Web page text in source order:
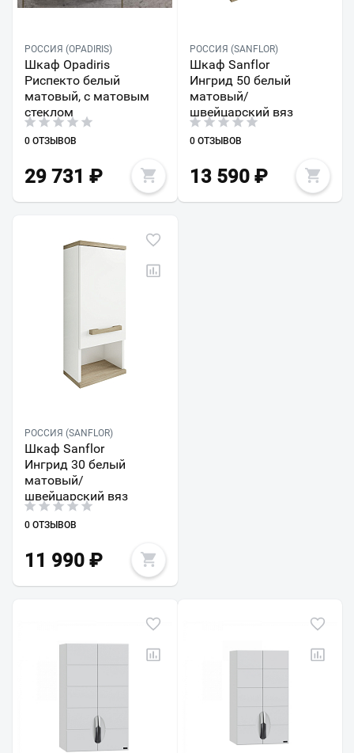
РОССИЯ (OPADIRIS)
Шкаф Opadiris
Риспекто белый
матовый, с матовым
стеклом
0 ОТЗЫВОВ
29 731 ₽
РОССИЯ (SANFLOR)
Шкаф Sanflor
Ингрид 50 белый
матовый/
швейцарский вяз
0 ОТЗЫВОВ
13 590₽
РОССИЯ (SANFLOR)
Шкаф Sanflor
Ингрид 30 белый
матовый/
швейцарский вяз
0 ОТЗЫВОВ
11 990 ₽